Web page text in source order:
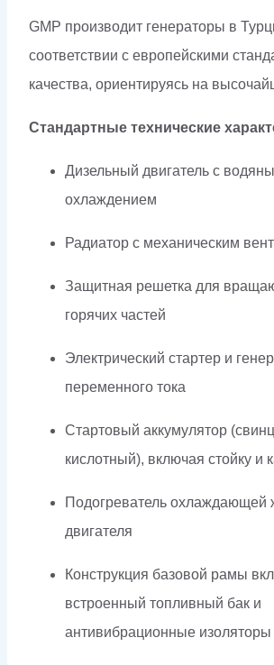
GMP производит генераторы в
соответствии с европейскими
качества, ориентируясь на
Стандартные технические
Дизельный двигатель с
охлаждением
Радиатор с механическим
Защитная решетка для
горячих частей
Электрический стартер и
переменного тока
Стартовый аккумулятор
кислотный), включая стойку и
Подогреватель охлаждающей
двигателя
Конструкция базовой рамы
встроенный топливный бак и
антивибрационные изоляторы